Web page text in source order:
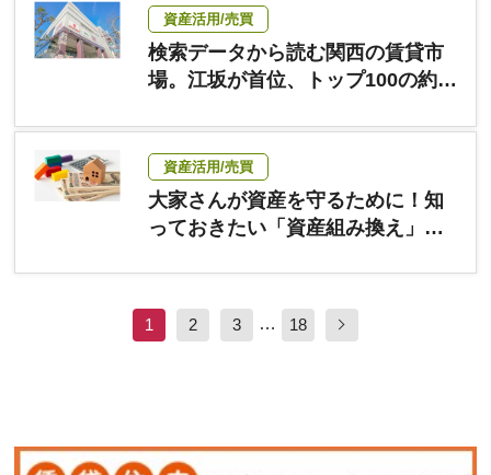
資産活用/売買
検索データから読む関西の賃貸市
場。江坂が首位、トップ100の約7
の条件とは
資産活用/売買
大家さんが資産を守るために！知
っておきたい「資産組み換え」の
1 2 3 … 18